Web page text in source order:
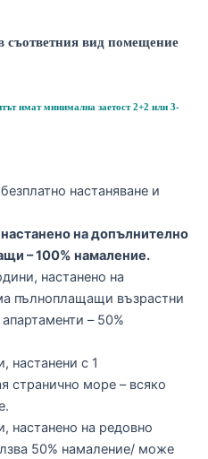
съответния вид помещение
имат минимална заетост 2+2 или 3-
безплатно настаняване и
на допълнително
– 100% намаление.
настанено на
пълноплащащи възрастни
– 50%
настанени с 1
странично море – всяко
.
настанено на редовно
50% намаление/ може